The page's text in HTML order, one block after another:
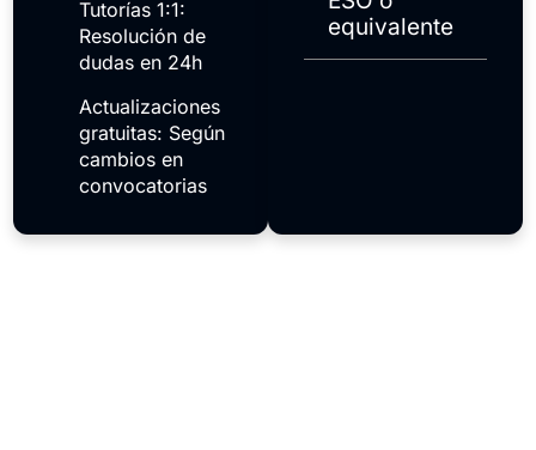
Tutorías 1:1:
Resolución de
dudas en 24h
Actualizaciones
gratuitas: Según
cambios en
convocatorias
equivalente